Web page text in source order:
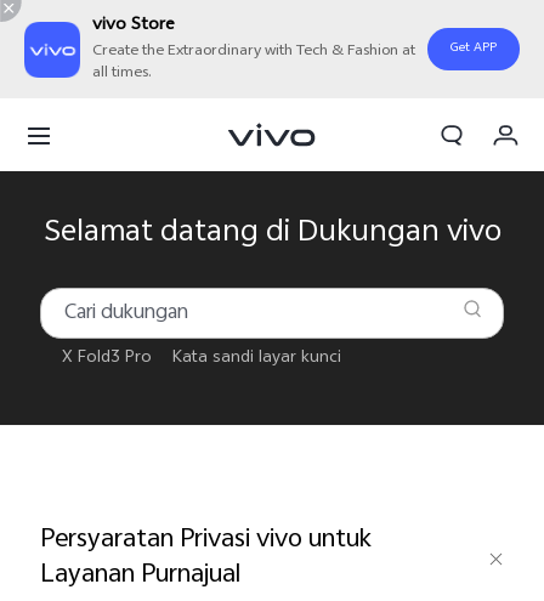
vivo Store
Create the Extraordinary with Tech & Fashion at
all times.
Get APP
Selamat datang di Dukungan vivo
X Fold3 Pro Kata sandi layar kunci
Persyaratan Privasi vivo untuk
Layanan Purnajual